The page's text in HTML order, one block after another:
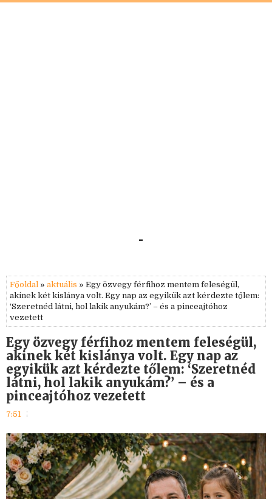
-
Főoldal » aktuális » Egy özvegy férfihoz mentem feleségül,
akinek két kislánya volt. Egy nap az egyikük azt kérdezte tőlem:
‘Szeretnéd látni, hol lakik anyukám?’ – és a pinceajtóhoz
vezetett
Egy özvegy férfihoz mentem feleségül,
akinek két kislánya volt. Egy nap az
egyikük azt kérdezte tőlem: ‘Szeretnéd
látni, hol lakik anyukám?’ – és a
pinceajtóhoz vezetett
7:51